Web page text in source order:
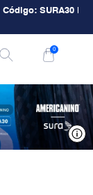
Código: SURA30
0